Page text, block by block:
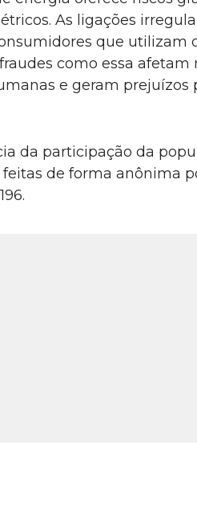
As ligações
que utilizam
como essa afetam
e geram prejuízos
da participação da
de forma anônima